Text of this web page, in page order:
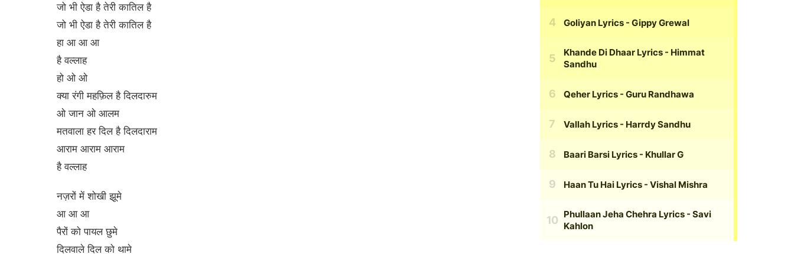
जो भी ऐडा है तेरी कातिल है
जो भी ऐडा है तेरी कातिल है
हा आ आ आ
है वल्लाह
हो ओ ओ
क्या रंगी महफ़िल है दिलदारुम
ओ जान ओ आलम
मतवाला हर दिल है दिलदाराम
आराम आराम आराम
है वल्लाह
नज़रों में शोखी झूमे
आ आ आ
पैरों को पायल छुमे
दिलवाले दिल को थामे
Goliyan Lyrics - Gippy Grewal
Khande Di Dhaar Lyrics - Himmat
Sandhu
Qeher Lyrics - Guru Randhawa
Vallah Lyrics - Harrdy Sandhu
Baari Barsi Lyrics - Khullar G
Haan Tu Hai Lyrics - Vishal Mishra
Phullaan Jeha Chehra Lyrics - Savi
Kahlon